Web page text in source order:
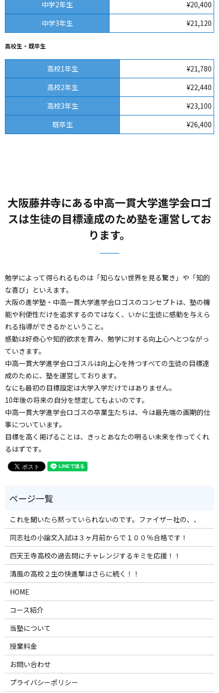
中学2年生
¥20,400
中学3年生
¥21,120
高校生・既卒生
高校1年生
¥21,780
高校2年生
¥22,440
高校3年生
¥23,100
既卒生
¥26,400
大阪藤井寺にある中高一貫大学進学会ロゴ
スは生徒の目標達成のため塾を運営してお
ります。
勉学によって得られるものは「知らない世界を見る驚き」や「知的
な喜び」といえます。
大阪の進学塾・中高一貫大学進学会ロゴスのコンセプトは、塾の機
能や利便性だけを追求するのではなく、いかに生徒に感動を与えら
れる指導ができるかということ。
感動は好奇心や知的欲求を育み、勉学に対する向上心へとつながっ
ていきます。
中高一貫大学進学会ロゴスルは向上心を持つすべての生徒の目標達
成のために、塾を運営しております。
なにも最初の目標設定は大学入学だけではありません。
10年後の将来の自分を想定してもよいのです。
中高一貫大学進学会ロゴスの卒業生たちは、今は最先端の画期的仕
事についています。
目標を高く掲げることは、きっとあなたの明るい未来を作ってくれ
るはずです。
これを聞いたら黙っていられないのです。ファイザー社の、、
同志社の小論文入試は３ヶ月前からで１００％合格です！
四天王寺高校の過去問にチャレンジするキミを応援！！
清風の高校２生の快進撃はさらに続く！！
HOME
コース紹介
当塾について
授業料金
お問い合わせ
プライバシーポリシー